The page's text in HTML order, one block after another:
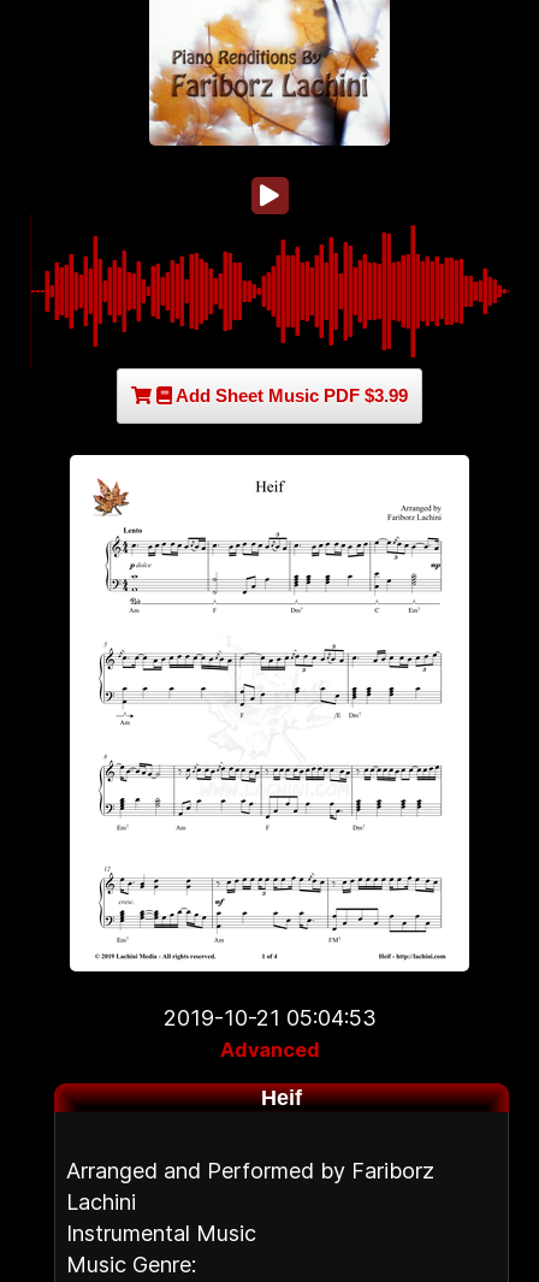
Add Sheet Music PDF $3.99
2019-10-21 05:04:53
Advanced
Heif
Arranged and Performed by Fariborz
Lachini
Instrumental Music
Music Genre: